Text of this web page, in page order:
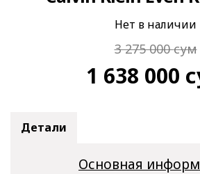
Нет в наличии
3 275 000сум
1 638 000
Детали
Основная